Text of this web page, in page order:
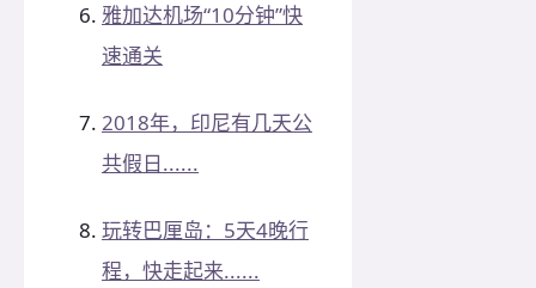
雅加达机场“10分钟”快
速通关
2018年，印尼有几天公
共假日......
玩转巴厘岛：5天4晚行
程，快走起来......